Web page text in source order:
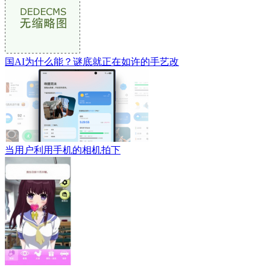
国AI为什么能？谜底就正在如许的手艺改
当用户利用手机的相机拍下